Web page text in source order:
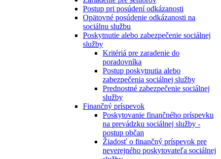
Postup pri posúdení odkázanosti
Opätovné posúdenie odkázanosti na
sociálnu službu
Poskytnutie alebo zabezpečenie sociálnej
služby
Kritériá pre zaradenie do
poradovníka
Postup poskytnutia alebo
zabezpečenia sociálnej služby
Prednostné zabezpečenie sociálnej
služby
Finančný príspevok
Poskytovanie finančného príspevku
na prevádzku sociálnej služby -
postup občan
Žiadosť o finančný príspevok pre
neverejného poskytovateľa sociálnej